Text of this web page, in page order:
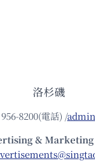
洛杉磯
8200(電話) /
& Marketing